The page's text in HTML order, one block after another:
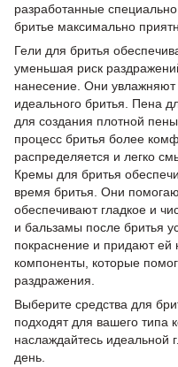
разработанные
бритье максимально
Гели для бритья
уменьшая риск
нанесение. Они увлажняют
идеального бритья. Пена
для создания плотной
процесс бритья более
распределяется и легко
Кремы для бритья
время бритья. Они
обеспечивают гладкое и
и бальзамы после бритья
покраснение и придают
компоненты, которые
раздражения.
Выберите средства для
подходят для вашего типа
наслаждайтесь идеальной
день.